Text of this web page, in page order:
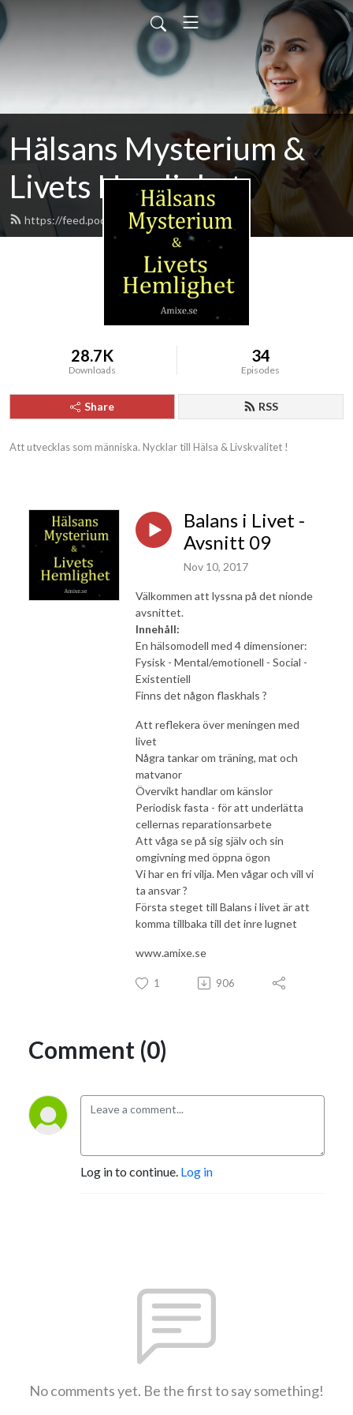
Hälsans Mysterium &
Livets Hemlighet
https://feed.podbean.com/AMIXE/feed.xml
28.7K
Downloads
34
Episodes
Share RSS
Att utvecklas som människa. Nycklar till Hälsa & Livskvalitet !
Balans i Livet -
Avsnitt 09
Nov 10, 2017
Välkommen att lyssna på det nionde
avsnittet.
Innehåll:
En hälsomodell med 4 dimensioner:
Fysisk - Mental/emotionell - Social -
Existentiell
Finns det någon flaskhals ?
Att reflekera över meningen med
livet
Några tankar om träning, mat och
matvanor
Övervikt handlar om känslor
Periodisk fasta - för att underlätta
cellernas reparationsarbete
Att våga se på sig själv och sin
omgivning med öppna ögon
Vi har en fri vilja. Men vågar och vill vi
ta ansvar ?
Första steget till Balans i livet är att
komma tillbaka till det inre lugnet
www.amixe.se
1 906
Comment (0)
Log in to continue. Log in
No comments yet. Be the first to say something!